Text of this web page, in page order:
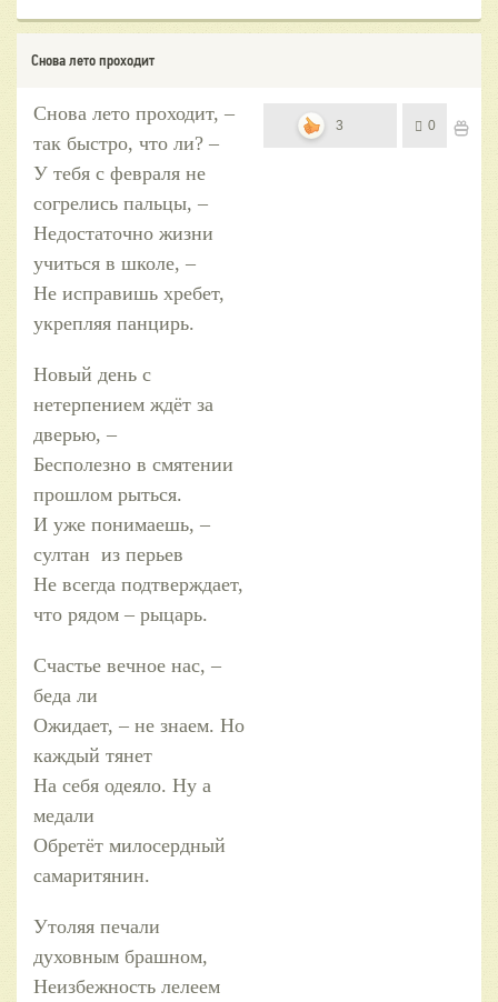
Снова лето проходит
Снова лето проходит, –
так быстро, что ли? –
У тебя с февраля не
согрелись пальцы, –
Недостаточно жизни
учиться в школе, –
Не исправишь хребет,
укрепляя панцирь.
Новый день с
нетерпением ждёт за
дверью, –
Бесполезно в смятении
прошлом рыться.
И уже понимаешь, –
султан из перьев
Не всегда подтверждает,
что рядом – рыцарь.
Счастье вечное нас, –
беда ли
Ожидает, – не знаем. Но
каждый тянет
На себя одеяло. Ну а
медали
Обретёт милосердный
самаритянин.
Утоляя печали
духовным брашном,
Неизбежность лелеем
3 0